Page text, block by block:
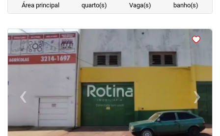
Área principal
quarto(s)
Vaga(s)
banho(s)
<<<
‹Previous ›
Next